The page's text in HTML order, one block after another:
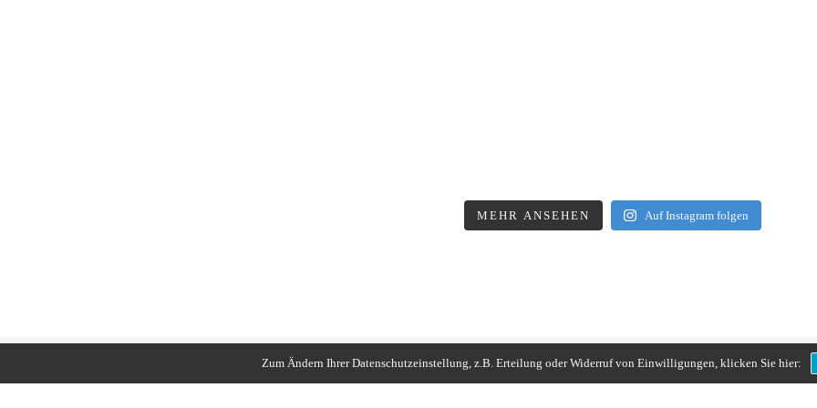
MEHR ANSEHEN Auf Instagram folgen
Zum Ändern Ihrer Datenschutzeinstellung, z.B. Erteilung oder Widerruf von Einwilligungen, klicken Sie hier: